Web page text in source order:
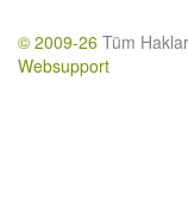
© 2009-26 Tüm
Websupport